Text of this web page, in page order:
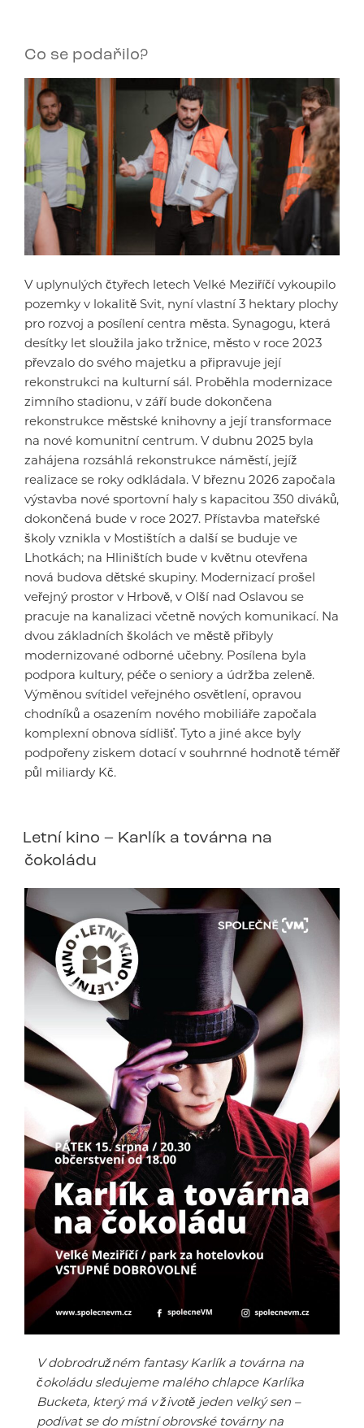
Co se podařilo?
V uplynulých čtyřech letech Velké Meziříčí vykoupilo
pozemky v lokalitě Svit, nyní vlastní 3 hektary plochy
pro rozvoj a posílení centra města. Synagogu, která
desítky let sloužila jako tržnice, město v roce 2023
převzalo do svého majetku a připravuje její
rekonstrukci na kulturní sál. Proběhla modernizace
zimního stadionu, v září bude dokončena
rekonstrukce městské knihovny a její transformace
na nové komunitní centrum. V dubnu 2025 byla
zahájena rozsáhlá rekonstrukce náměstí, jejíž
realizace se roky odkládala. V březnu 2026 započala
výstavba nové sportovní haly s kapacitou 350 diváků,
dokončená bude v roce 2027. Přístavba mateřské
školy vznikla v Mostištích a další se buduje ve
Lhotkách; na Hliništích bude v květnu otevřena
nová budova dětské skupiny. Modernizací prošel
veřejný prostor v Hrbově, v Olší nad Oslavou se
pracuje na kanalizaci včetně nových komunikací. Na
dvou základních školách ve městě přibyly
modernizované odborné učebny. Posílena byla
podpora kultury, péče o seniory a údržba zeleně.
Výměnou svítidel veřejného osvětlení, opravou
chodníků a osazením nového mobiliáře započala
komplexní obnova sídlišť. Tyto a jiné akce byly
podpořeny ziskem dotací v souhrnné hodnotě téměř
půl miliardy Kč.
Letní kino – Karlík a továrna na
čokoládu
V dobrodružném fantasy Karlík a továrna na
čokoládu sledujeme malého chlapce Karlíka
Bucketa, který má v životě jeden velký sen –
podívat se do místní obrovské továrny na